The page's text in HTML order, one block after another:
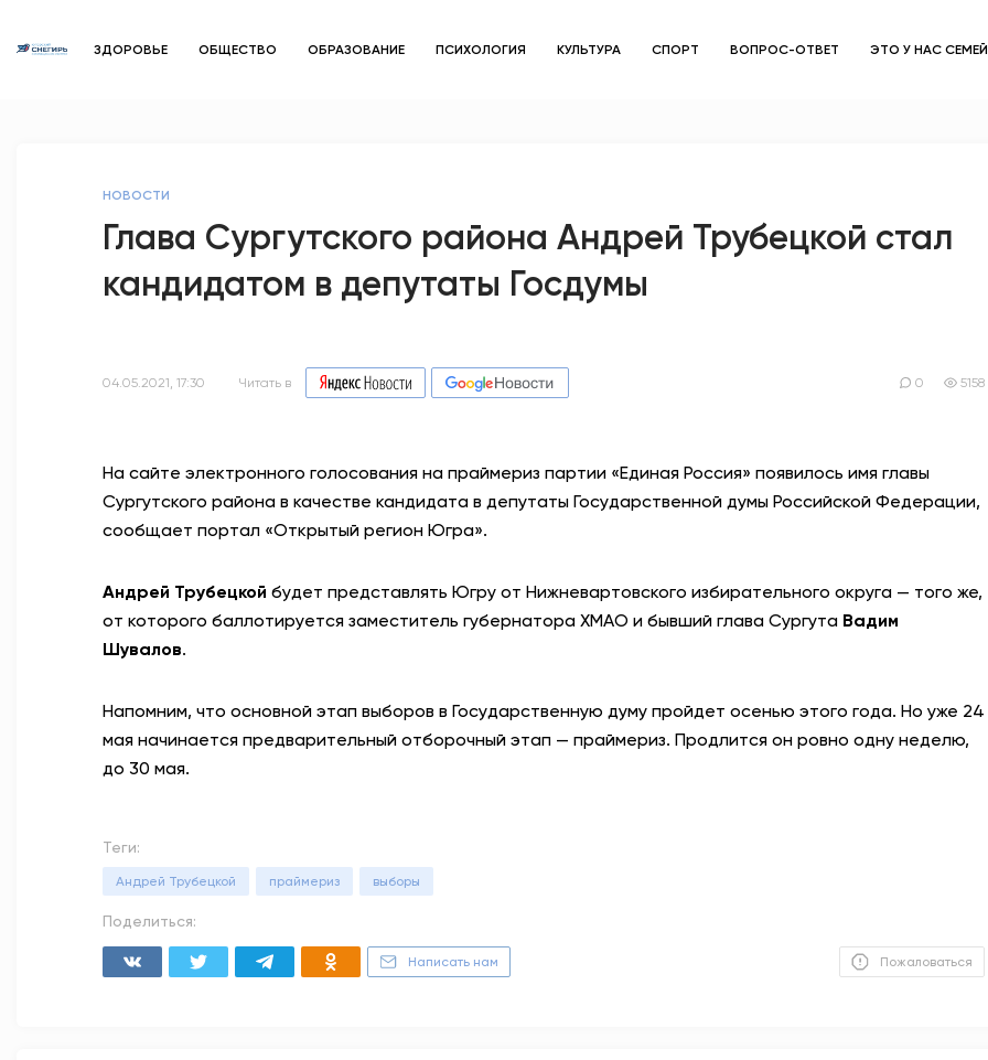
ЗДОРОВЬЕ ОБЩЕСТВО ОБРАЗОВАНИЕ ПСИХОЛОГИЯ КУЛЬТУРА СПОРТ ВОПРОС-ОТВЕТ ЭТО У НАС
ОБРАЗОВАНИЕ
ЭТО У НАС СЕМЕЙНОЕ
НОВОСТИ
НОВОСТИ
Глава Сургутского района Андрей Трубецкой стал
кандидатом в депутаты Госдумы
04.05.2021, 17:30 Читать в 0 5158
На сайте электронного голосования на праймериз партии «Единая Россия» появилось имя главы
Сургутского района в качестве кандидата в депутаты Государственной думы Российской Федерации,
сообщает портал «Открытый регион Югра».
Андрей Трубецкой будет представлять Югру от Нижневартовского избирательного округа — того же,
от которого баллотируется заместитель губернатора ХМАО и бывший глава Сургута Вадим
Шувалов.
Напомним, что основной этап выборов в Государственную думу пройдет осенью этого года. Но уже 24
мая начинается предварительный отборочный этап — праймериз. Продлится он ровно одну неделю,
до 30 мая.
Теги:
Андрей Трубецкой праймериз выборы
Поделиться:
Написать нам Пожаловаться